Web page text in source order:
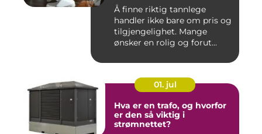
Å finne riktig tannlege
handler ikke bare om pris og
tilgjengelighet. Mange
ønsker en rolig og forut...
01. jul
Hva er en trafo, og hvorfor
er den så viktig i
strømnettet?